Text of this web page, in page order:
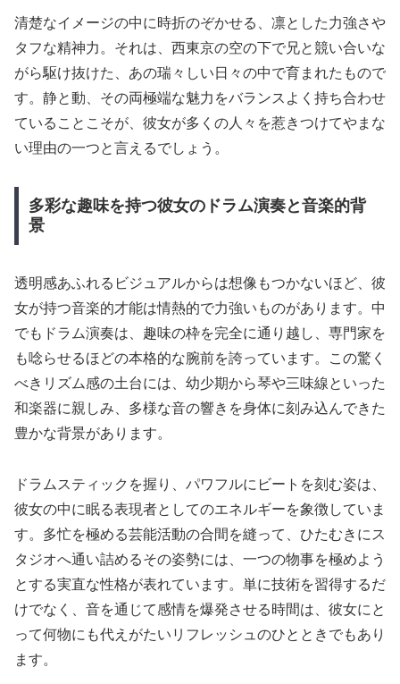
清楚なイメージの中に時折のぞかせる、凛とした力強さや
タフな精神力。それは、西東京の空の下で兄と競い合いな
がら駆け抜けた、あの瑞々しい日々の中で育まれたもので
す。静と動、その両極端な魅力をバランスよく持ち合わせ
ていることこそが、彼女が多くの人々を惹きつけてやまな
い理由の一つと言えるでしょう。
多彩な趣味を持つ彼女のドラム演奏と音楽的背
景
透明感あふれるビジュアルからは想像もつかないほど、彼
女が持つ音楽的才能は情熱的で力強いものがあります。中
でもドラム演奏は、趣味の枠を完全に通り越し、専門家を
も唸らせるほどの本格的な腕前を誇っています。この驚く
べきリズム感の土台には、幼少期から琴や三味線といった
和楽器に親しみ、多様な音の響きを身体に刻み込んできた
豊かな背景があります。
ドラムスティックを握り、パワフルにビートを刻む姿は、
彼女の中に眠る表現者としてのエネルギーを象徴していま
す。多忙を極める芸能活動の合間を縫って、ひたむきにス
タジオへ通い詰めるその姿勢には、一つの物事を極めよう
とする実直な性格が表れています。単に技術を習得するだ
けでなく、音を通じて感情を爆発させる時間は、彼女にと
って何物にも代えがたいリフレッシュのひとときでもあり
ます。